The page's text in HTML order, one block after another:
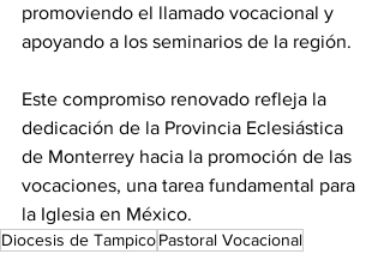
promoviendo el llamado vocacional y
apoyando a los seminarios de la región.
Este compromiso renovado refleja la
dedicación de la Provincia Eclesiástica
de Monterrey hacia la promoción de las
vocaciones, una tarea fundamental para
la Iglesia en México.
Diocesis de TampicoPastoral Vocacional